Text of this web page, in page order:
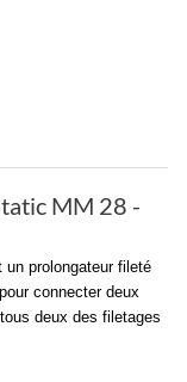
MM 28 -
un prolongateur fileté
connecter deux
deux des filetages